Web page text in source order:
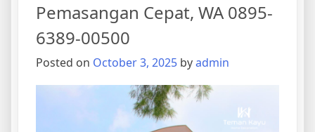
Pemasangan Cepat, WA 0895-
6389-00500
Posted on October 3, 2025 byadmin